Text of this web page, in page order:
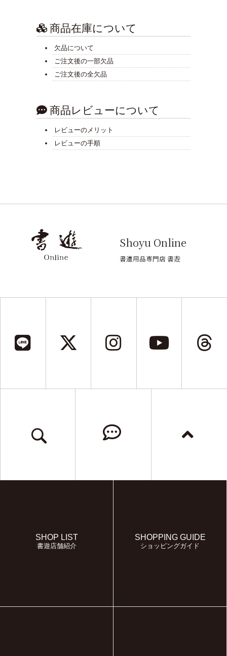
商品在庫について
欠品について
ご注文後の一部欠品
ご注文後の全欠品
商品レビューについて
レビューのメリット
レビューの手順
Shoyu Online
書道用品専門店 書遊
SHOP LIST
書遊店舗紹介
SHOPPING GUIDE
ショッピングガイド